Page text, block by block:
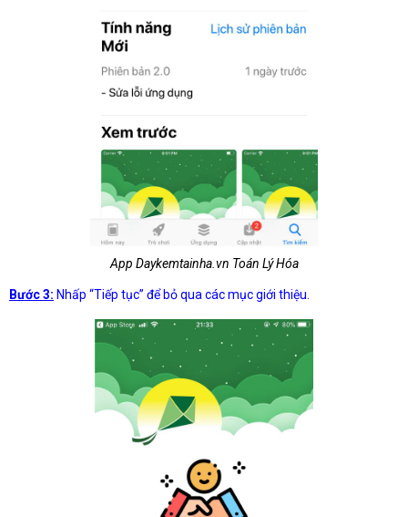
App Daykemtainha.vn Toán Lý Hóa
Bước 3: Nhấp “Tiếp tục” để bỏ qua các mục giới thiệu.